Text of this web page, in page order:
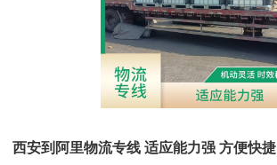
西安到阿里物流专线 适应能力强 方便快捷